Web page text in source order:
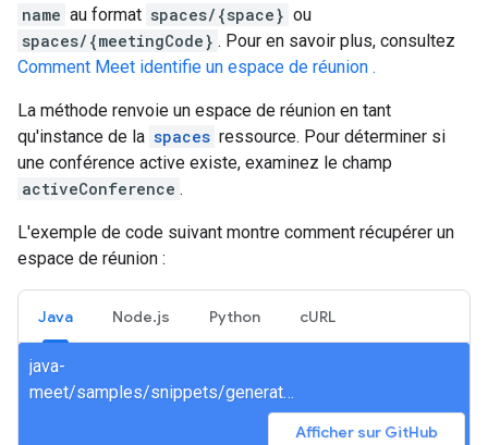
name au format spaces/{space} ou
spaces/{meetingCode} . Pour en savoir plus, consultez
Comment Meet identifie un espace de réunion .
La méthode renvoie un espace de réunion en tant
qu'instance de la spaces ressource. Pour déterminer si
une conférence active existe, examinez le champ
activeConference .
L'exemple de code suivant montre comment récupérer un
espace de réunion :
Java Node.js Python cURL
java-
meet/samples/snippets/generated/com/google/apps/meet/v2/spacesservice/getspace/AsyncGetSpace.java
Afficher sur GitHub